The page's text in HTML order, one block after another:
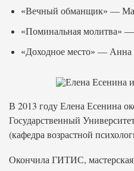
«Вечный обманщик» —
«Поминальная молитва»
«Доходное место» —
В 2013 году Елена Есенина
Государственный
(кафедра возрастной
Окончила ГИТИС,